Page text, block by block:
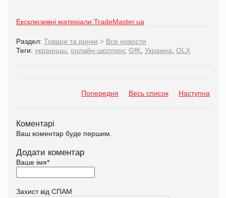
Ексклюзивні матеріали TradeMaster.ua
Раздел: Товари та ринки > Все новости
Теги: украинцы, онлайн-шоппинг, GfK, Украина, OLX
Попередня Весь список Наступна
Коментарі
Ваш коментар буде першим.
Додати коментар
Ваше імя*
Захист від СПАМ